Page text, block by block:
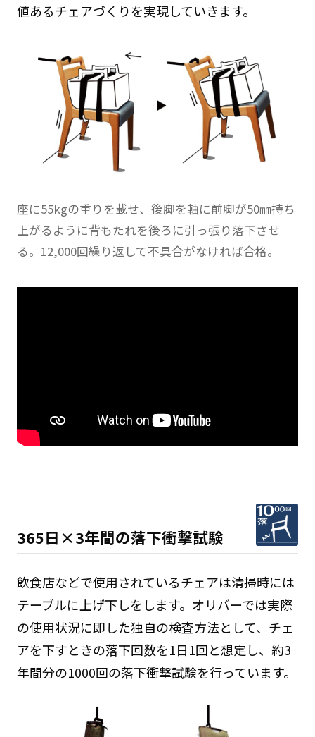
値あるチェアづくりを実現していきます。
座に55kgの重りを載せ、後脚を軸に前脚が50㎜持ち
上がるように背もたれを後ろに引っ張り落下させ
る。12,000回繰り返して不具合がなければ合格。
365日×3年間の落下衝撃試験
飲食店などで使用されているチェアは清掃時には
テーブルに上げ下しをします。オリバーでは実際
の使用状況に即した独自の検査方法として、チェ
アを下すときの落下回数を1日1回と想定し、約3
年間分の1000回の落下衝撃試験を行っています。